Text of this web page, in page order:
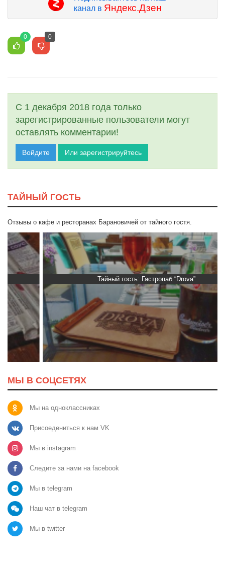
канал в Яндекс.Дзен
0 0
С 1 декабря 2018 года только
зарегистрированные пользователи могут
оставлять комментарии!
Войдите Или зарегистрируйтесь
ТАЙНЫЙ ГОСТЬ
Отзывы о кафе и ресторанах Барановичей от тайного гостя.
Тайный гость: Гастропаб “Drova”
МЫ В СОЦСЕТЯХ
Мы на одноклассниках
Присоедениться к нам VK
Мы в instagram
Следите за нами на facebook
Мы в telegram
Наш чат в telegram
Мы в twitter